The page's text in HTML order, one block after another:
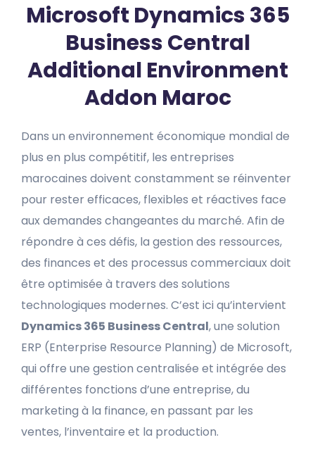
Microsoft Dynamics 365
Business Central
Additional Environment
Addon Maroc
Dans un environnement économique mondial de
plus en plus compétitif, les entreprises
marocaines doivent constamment se réinventer
pour rester efficaces, flexibles et réactives face
aux demandes changeantes du marché. Afin de
répondre à ces défis, la gestion des ressources,
des finances et des processus commerciaux doit
être optimisée à travers des solutions
technologiques modernes. C’est ici qu’intervient
Dynamics 365 Business Central, une solution
ERP (Enterprise Resource Planning) de Microsoft,
qui offre une gestion centralisée et intégrée des
différentes fonctions d’une entreprise, du
marketing à la finance, en passant par les
ventes, l’inventaire et la production.